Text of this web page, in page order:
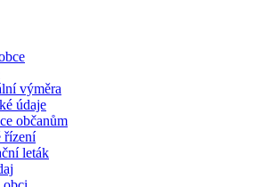
výměra
údaje
občanům
řízení
leták